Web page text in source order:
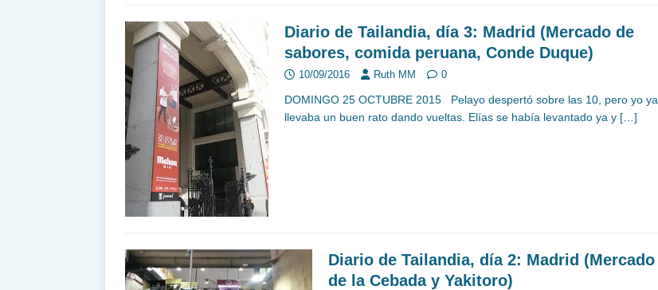
Diario de Tailandia, día 3: Madrid (Mercado de
sabores, comida peruana, Conde Duque)
10/09/2016 Ruth MM 0
DOMINGO 25 OCTUBRE 2015 Pelayo despertó sobre las 10, pero yo ya
llevaba un buen rato dando vueltas. Elías se había levantado ya y […]
Diario de Tailandia, día 2: Madrid (Mercado
de la Cebada y Yakitoro)